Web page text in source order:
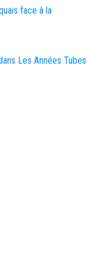
face à la
Les Années Tubes